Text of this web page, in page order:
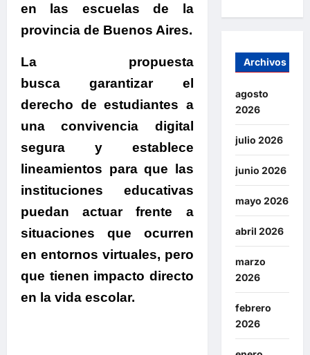
en las escuelas de la
provincia de Buenos Aires.
La propuesta
busca garantizar el
derecho de estudiantes a
una convivencia digital
segura y establece
lineamientos para que las
instituciones educativas
puedan actuar frente a
situaciones que ocurren
en entornos virtuales, pero
que tienen impacto directo
en la vida escolar.
Archivos
agosto
2026
julio 2026
junio 2026
mayo 2026
abril 2026
marzo
2026
febrero
2026